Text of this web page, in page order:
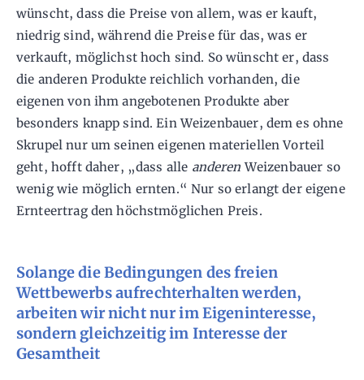
wünscht, dass die Preise von allem, was er kauft,
niedrig sind, während die Preise für das, was er
verkauft, möglichst hoch sind. So wünscht er, dass
die anderen Produkte reichlich vorhanden, die
eigenen von ihm angebotenen Produkte aber
besonders knapp sind. Ein Weizenbauer, dem es ohne
Skrupel nur um seinen eigenen materiellen Vorteil
geht, hofft daher, „dass alle anderen Weizenbauer so
wenig wie möglich ernten.“ Nur so erlangt der eigene
Ernteertrag den höchstmöglichen Preis.
Solange die Bedingungen des freien
Wettbewerbs aufrechterhalten werden,
arbeiten wir nicht nur im Eigeninteresse,
sondern gleichzeitig im Interesse der
Gesamtheit